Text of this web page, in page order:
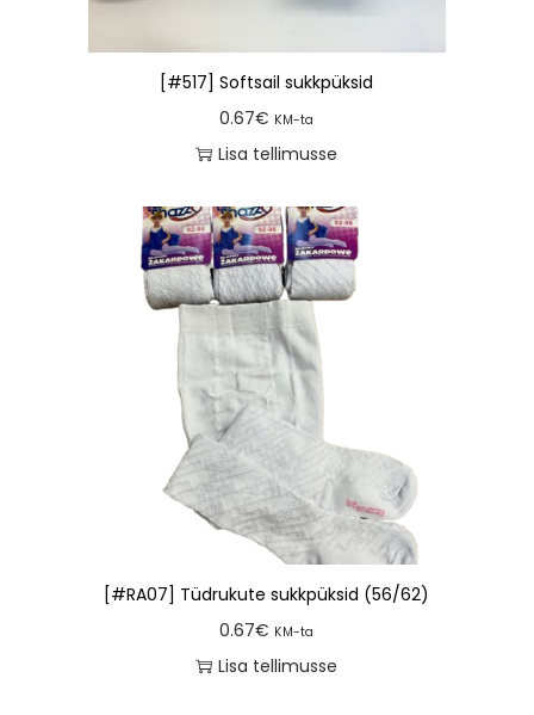
[#517] Softsail sukkpüksid
0.67€ KM-ta
Lisa tellimusse
[#RA07] Tüdrukute sukkpüksid (56/62)
0.67€ KM-ta
Lisa tellimusse